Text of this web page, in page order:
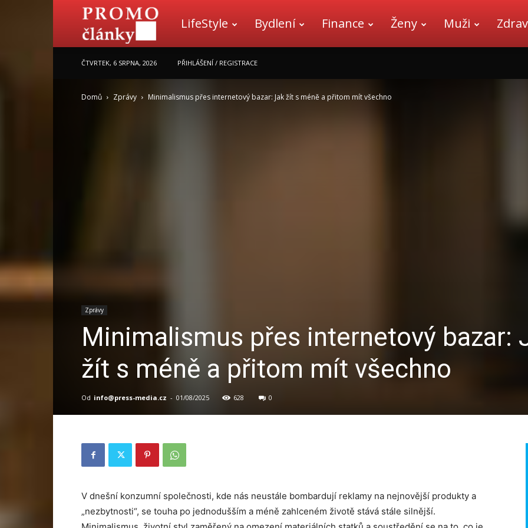
Promo
LifeStyle Bydlení Finance Ženy Muži
ČTVRTEK, 6 SRPNA, 2026 PŘIHLÁŠENÍ / REGISTRACE
Domů Zprávy Minimalismus přes internetový bazar: Jak žít s méně a přitom mít všechno
Zprávy
Minimalismus přes internetový bazar:
žít s méně a přitom mít všechno
Od info@press-media.cz - 01/08/2025 628 0
V dnešní konzumní společnosti, kde nás neustále bombardují reklamy na nejnovější produkty a
„nezbytnosti“, se touha po jednodušším a méně zahlceném životě stává stále silnější.